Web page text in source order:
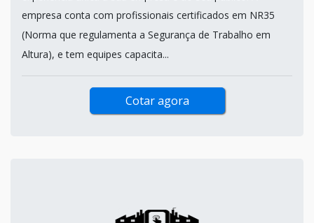
empresa conta com profissionais certificados em NR35
(Norma que regulamenta a Segurança de Trabalho em
Altura), e tem equipes capacita...
Cotar agora